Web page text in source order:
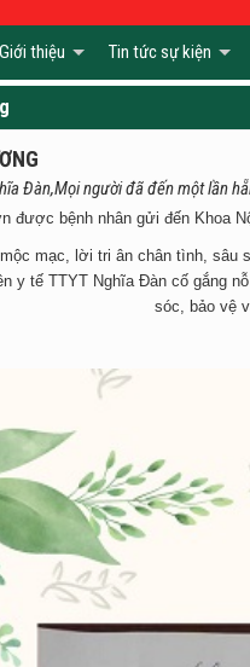
Giới thiệu Tin tức sự kiện
Đàn,Mọi người đã đến một lần
được bệnh nhân gửi đến Khoa
mạc, lời tri ân chân tình, sâu
y tế TTYT Nghĩa Đàn cố gắng
sóc, bảo vệ